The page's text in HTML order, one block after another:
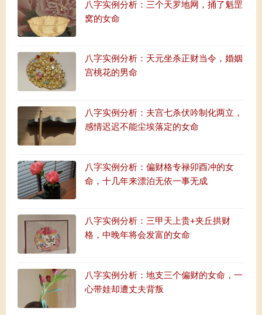
八字实例分析：三个天罗地网，捅了魁罡
窝的女命
八字实例分析：天元坐杀正财当令，婚姻
宫桃花的男命
八字实例分析：夫宫七杀伏吟制化两立，
感情迟迟不能尘埃落定的女命
八字实例分析：偏财格专禄卯酉冲的女
命，十几年来漂泊无依一事无成
八字实例分析：三甲天上贵+夹丘拱财
格，中晚年将会发富的女命
八字实例分析：地支三个偏财的女命，一
心带娃却遭丈夫背叛